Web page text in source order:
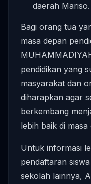
daerah Mariso.
Bagi orang tua
masa depan
pendidikan yang
masyarakat dan
diharapkan agar
berkembang
lebih baik di masa
Untuk informasi
pendaftaran
sekolah lainnya,